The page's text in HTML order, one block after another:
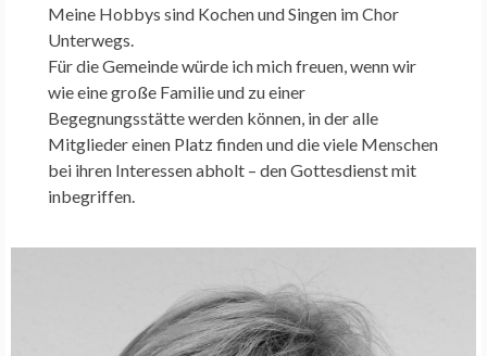
Meine Hobbys sind Kochen und Singen im Chor
Unterwegs.
Für die Gemeinde würde ich mich freuen, wenn wir
wie eine große Familie und zu einer
Begegnungsstätte werden können, in der alle
Mitglieder einen Platz finden und die viele Menschen
bei ihren Interessen abholt – den Gottesdienst mit
inbegriffen.